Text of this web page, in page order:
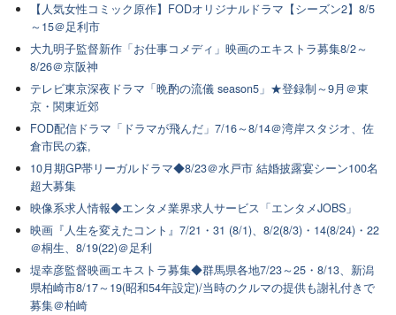
【人気女性コミック原作】FODオリジナルドラマ【シーズン2】8/5
～15＠足利市
大九明子監督新作「お仕事コメディ」映画のエキストラ募集8/2～
8/26＠京阪神
テレビ東京深夜ドラマ「晩酌の流儀 season5」★登録制～9月＠東
京・関東近郊
FOD配信ドラマ「ドラマが飛んだ」7/16～8/14＠湾岸スタジオ、佐
倉市民の森,
10月期GP帯リーガルドラマ◆8/23＠水戸市 結婚披露宴シーン100名
超大募集
映像系求人情報◆エンタメ業界求人サービス「エンタメJOBS」
映画『人生を変えたコント』7/21・31 (8/1)、8/2(8/3)・14(8/24)・22
＠桐生、8/19(22)＠足利
堤幸彦監督映画エキストラ募集◆群馬県各地7/23～25・8/13、新潟
県柏崎市8/17～19(昭和54年設定)/当時のクルマの提供も謝礼付きで
募集＠柏崎